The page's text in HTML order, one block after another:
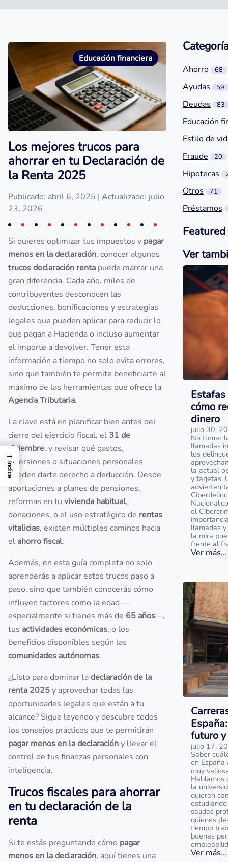
Educación financiera
Los mejores trucos para
ahorrar en tu Declaración de
la Renta 2025
Publicado: abril 6, 2025 | Actualizado: julio
23, 2026
Si quieres optimizar tus impuestos y pagar
menos en la declaración, conocer algunos
trucos declaración renta puede marcar una
gran diferencia. Cada año, miles de
contribuyentes desconocen las
deducciones, bonificaciones y estrategias
legales que pueden aplicar para reducir lo
que pagan a Hacienda o incluso aumentar
el importe a devolver. Tener esta
información a tiempo no solo evita errores,
sino que también te permite beneficiarte al
máximo de las herramientas que ofrece la
Agencia Tributaria.
La clave está en planificar bien antes del
cierre del ejercicio fiscal, el 31 de
diciembre, y revisar qué gastos,
inversiones o situaciones personales
pueden darte derecho a deducción. Desde
aportaciones a planes de pensiones,
reformas en tu vivienda habitual,
donaciones, o el uso estratégico de rentas
vitalicias, existen múltiples caminos hacia
el ahorro fiscal.
Además, en esta guía completa no solo
aprenderás a aplicar estos trucos paso a
paso, sino que también conocerás cómo
influyen factores como la edad —
especialmente si tienes más de 65 años—,
tus actividades económicas, o los
beneficios disponibles según las
comunidades autónomas.
¿Listo para dominar ladeclaración de la
renta 2025y aprovechar todas las
oportunidades legales que están a tu
alcance? Sigue leyendo y descubre todos
los consejos prácticos que te permitirán
pagar menos en la declaracióny llevar el
control de tus finanzas personales con
inteligencia.
Trucos fiscales para ahorrar
en tu declaración de la
renta
Si te estás preguntando cómo pagar
menos en la declaración, aquí tienes una
Ahorro 68
Ayudas 59
Deudas 83
Educación
Estilo de
Fraude
20
Hipotecas
Otros 71
Préstamos
Ver
cómo
dinero
julio 30,
No tomar
llamadas
los
la actual
y tarjetas.
advierten
Nacional
el
llamadas
la mira
frente al
Ver más...
futuro
julio 17,
Saber
en
muy
Hablamos
la
quieren
salidas
quienes
tiempo
buenas
Ver más...
→
Índice